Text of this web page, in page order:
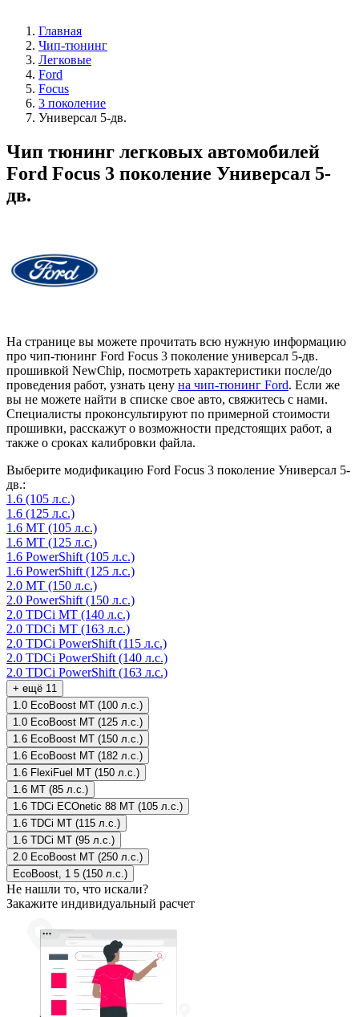
Главная
Чип-тюнинг
Легковые
Ford
Focus
3 поколение
Универсал 5-дв.
Чип тюнинг легковых автомобилей
Ford Focus 3 поколение Универсал 5-
дв.
На странице вы можете прочитать всю нужную информацию
про чип-тюнинг Ford Focus 3 поколение универсал 5-дв.
прошивкой NewChip, посмотреть характеристики после/до
проведения работ, узнать цену на чип-тюнинг Ford. Если же
вы не можете найти в списке свое авто, свяжитесь с нами.
Специалисты проконсультируют по примерной стоимости
прошивки, расскажут о возможности предстоящих работ, а
также о сроках калибровки файла.
Выберите модификацию Ford Focus 3 поколение Универсал 5-
дв.:
1.6 (105 л.с.)
1.6 (125 л.с.)
1.6 MT (105 л.с.)
1.6 MT (125 л.с.)
1.6 PowerShift (105 л.с.)
1.6 PowerShift (125 л.с.)
2.0 MT (150 л.с.)
2.0 PowerShift (150 л.с.)
2.0 TDCi MT (140 л.с.)
2.0 TDCi MT (163 л.с.)
2.0 TDCi PowerShift (115 л.с.)
2.0 TDCi PowerShift (140 л.с.)
2.0 TDCi PowerShift (163 л.с.)
+ ещё 11
1.0 EcoBoost MT (100 л.с.)
1.0 EcoBoost MT (125 л.с.)
1.6 EcoBoost MT (150 л.с.)
1.6 EcoBoost MT (182 л.с.)
1.6 FlexiFuel MT (150 л.с.)
1.6 MT (85 л.с.)
1.6 TDCi ECOnetic 88 MT (105 л.с.)
1.6 TDCi MT (115 л.с.)
1.6 TDCi MT (95 л.с.)
2.0 EcoBoost MT (250 л.с.)
EcoBoost, 1 5 (150 л.с.)
Не нашли то, что искали?
Закажите индивидуальный расчет